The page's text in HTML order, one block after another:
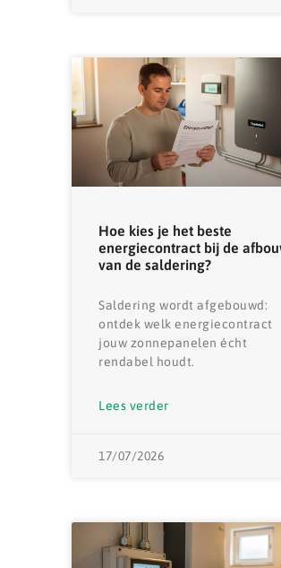
Hoe kies je het beste
energiecontract bij de
van de saldering?
Saldering wordt afgebouwd:
ontdek welk energiecontract
jouw zonnepanelen écht
rendabel houdt.
Lees verder
17/07/2026